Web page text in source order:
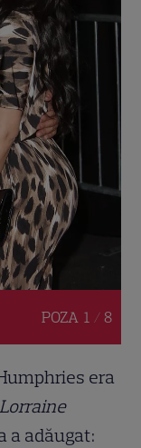
POZA 1 / 8
era
a adăugat: